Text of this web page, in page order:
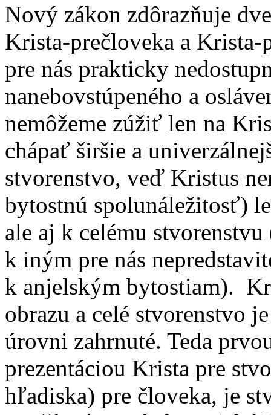
Nový zákon zdôrazňuje
Krista-prečloveka a Krista-
pre nás prakticky
nanebovstúpeného a
nemôžeme zúžiť len na
chápať širšie a
stvorenstvo, veď Kristus
bytostnú spolunáležitosť)
ale aj k celému
k iným pre nás
k anjelským bytostiam).
obrazu a celé stvorenstvo
úrovni zahrnuté. Teda
prezentáciou Krista pre
hľadiska) pre človeka, je